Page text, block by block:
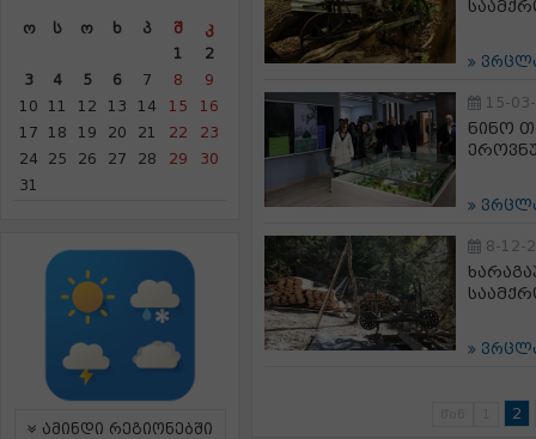
Ო Ს Ო Ხ Პ Შ
Კ
1
2
3
4 5 6 7 8
9
10
11 12 13 14 15
16
17
18 19 20 21 22
23
24
25 26 27 28 29
30
31
ამინდი რეგიონებში
15-
ნინო
8-12-
2